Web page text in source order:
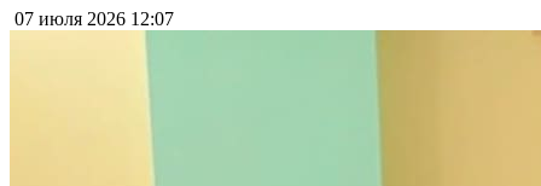
07 июля 2026 12:07